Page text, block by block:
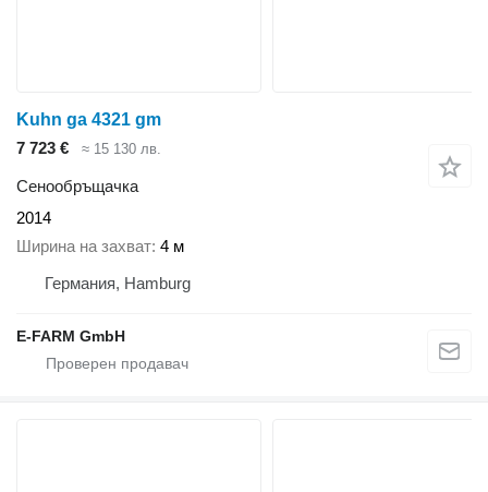
Kuhn ga 4321 gm
7 723 €
≈ 15 130 лв.
Сенообръщачка
2014
Ширина на захват 4 м
Германия, Hamburg
E-FARM GmbH